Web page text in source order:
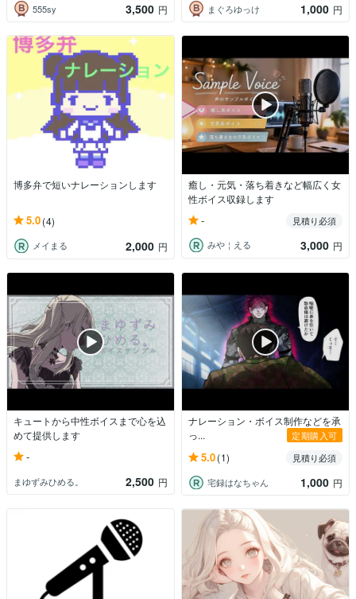
555sy 3,500 円 まぐろゆっけ 1,000 円
博多弁で短いナレーションします
5.0(4)
メイまる 2,000 円
癒し・元気・落ち着きなど幅広く女
性ボイス収録します
-
見積り必須
みや￤える
3,000 円
キュートから中性ボイスまで心を込
めて提供します
-
まゆずみひめる。 2,500 円
ナレーション・ボイス制作などを承
っ...
定期購入可
5.0(1)
見積り必須
宅録はなちゃん
1,000 円